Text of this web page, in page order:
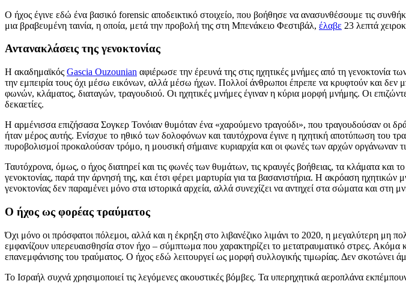
Ο ήχος έγινε εδώ ένα βασικό forensic αποδεικτικό στοιχείο, που βοήθησε να ανασυνθέσουμε τις
μια βραβευμένη ταινία, η οποία, μετά την προβολή της στη Μπενάκειο Φεστιβάλ, έλαβε 23 λεπτά
Αντανακλάσεις της γενοκτονίας
Η ακαδημαϊκός Gascia Ouzounian αφιέρωσε την έρευνά της στις ηχητικές μνήμες από τη γενοκτονία
την εμπειρία τους όχι μέσω εικόνων, αλλά μέσω ήχων. Πολλοί άνθρωποι έπρεπε να κρυφτούν και
φωνών, κλάματος, διαταγών, τραγουδιού. Οι ηχητικές μνήμες έγιναν η κύρια μορφή μνήμης. Οι
δεκαετίες.
Η αρμένισσα επιζήσασα Σογκερ Τονόιαν θυμόταν ένα «χαρούμενο τραγούδι», που τραγουδούσαν οι
ήταν μέρος αυτής. Ενίσχυε το ηθικό των δολοφόνων και ταυτόχρονα έγινε η ηχητική αποτύπωση του
πυροβολισμοί προκαλούσαν τρόμο, η μουσική σήμαινε κυριαρχία και οι φωνές των αρχών οργάνωναν
Ταυτόχρονα, όμως, ο ήχος διατηρεί και τις φωνές των θυμάτων, τις κραυγές βοήθειας, τα κλάματα και
γενοκτονίας, παρά την άρνησή της, και έτσι φέρει μαρτυρία για τα βασανιστήρια. Η ακρόαση
γενοκτονίας δεν παραμένει μόνο στα ιστορικά αρχεία, αλλά συνεχίζει να αντηχεί στα σώματα και
Ο ήχος ως φορέας τραύματος
Όχι μόνο οι πρόσφατοι πόλεμοι, αλλά και η έκρηξη στο λιβανέζικο λιμάνι το 2020, η μεγαλύτερη μη
εμφανίζουν υπερευαισθησία στον ήχο – σύμπτωμα που χαρακτηρίζει το μετατραυματικό στρες. Ακόμα
επανεμφάνισης του τραύματος. Ο ήχος εδώ λειτουργεί ως μορφή συλλογικής τιμωρίας. Δεν σκοτώνει
Το Ισραήλ συχνά χρησιμοποιεί τις λεγόμενες ακουστικές βόμβες. Τα υπερηχητικά αεροπλάνα